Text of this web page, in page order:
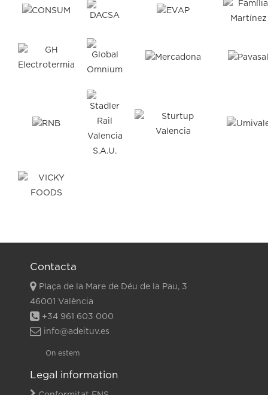
Contacta
Plaça de la Mare de Déu de la Pau, 3
46001 València
+34 961 603 000
info@adeituv.es
On estem
Legal information